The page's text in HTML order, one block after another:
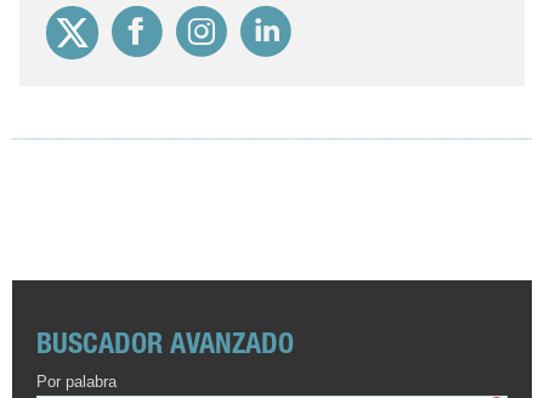
BUSCADOR AVANZADO
Por palabra